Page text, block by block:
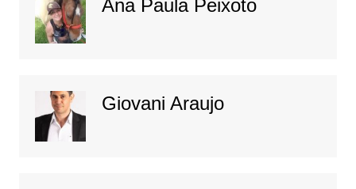
Ana Paula Peixoto
Giovani Araujo